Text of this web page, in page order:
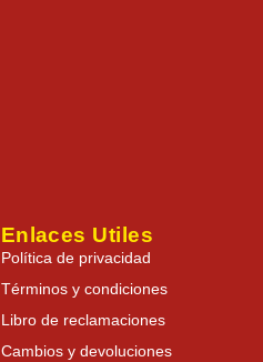
Enlaces Utiles
Política de privacidad
Términos y condiciones
Libro de reclamaciones
Cambios y devoluciones